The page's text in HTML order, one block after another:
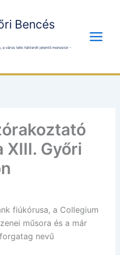
Bencés
a város lelki hátterét jelentő monostor -
XIII. Győri
fiúkórusa, a Collegium
műsora és a már
nevű